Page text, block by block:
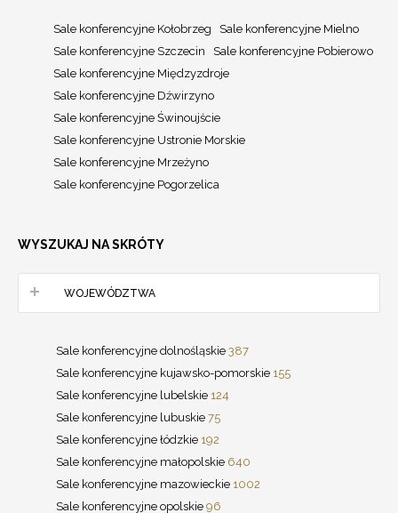
Sale konferencyjne Kołobrzeg
Sale konferencyjne Mielno
Sale konferencyjne Szczecin
Sale konferencyjne Pobierowo
Sale konferencyjne Międzyzdroje
Sale konferencyjne Dźwirzyno
Sale konferencyjne Świnoujście
Sale konferencyjne Ustronie Morskie
Sale konferencyjne Mrzeżyno
Sale konferencyjne Pogorzelica
WYSZUKAJ NA SKRÓTY
WOJEWÓDZTWA
Sale konferencyjne dolnośląskie 387
Sale konferencyjne kujawsko-pomorskie 155
Sale konferencyjne lubelskie 124
Sale konferencyjne lubuskie 75
Sale konferencyjne łódzkie 192
Sale konferencyjne małopolskie 640
Sale konferencyjne mazowieckie 1002
Sale konferencyjne opolskie 96